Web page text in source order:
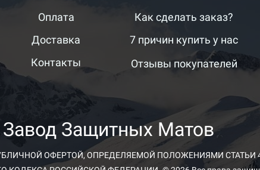
Оплата
Доставка
Контакты
Как сделать заказ?
7 причин купить у нас
Отзывы покупателей
Завод Защитных Матов
ОФЕРТОЙ, ОПРЕДЕЛЯЕМОЙ ПОЛОЖЕНИЯМИ СТАТЬИ